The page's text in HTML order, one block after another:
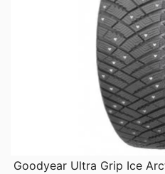
Goodyear Ultra Grip Ice